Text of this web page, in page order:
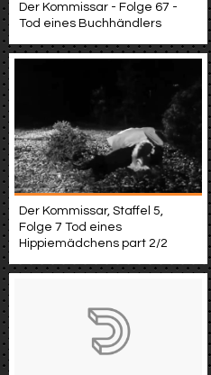
Der Kommissar - Folge 67 -
Tod eines Buchhändlers
Der Kommissar, Staffel 5,
Folge 7 Tod eines
Hippiemädchens part 2/2